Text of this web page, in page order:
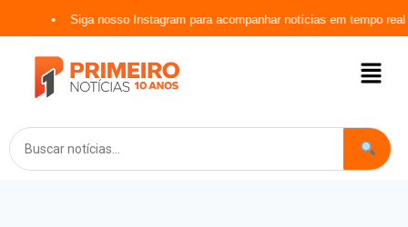
Siga nosso Instagram para acompanhar notícias em tempo real